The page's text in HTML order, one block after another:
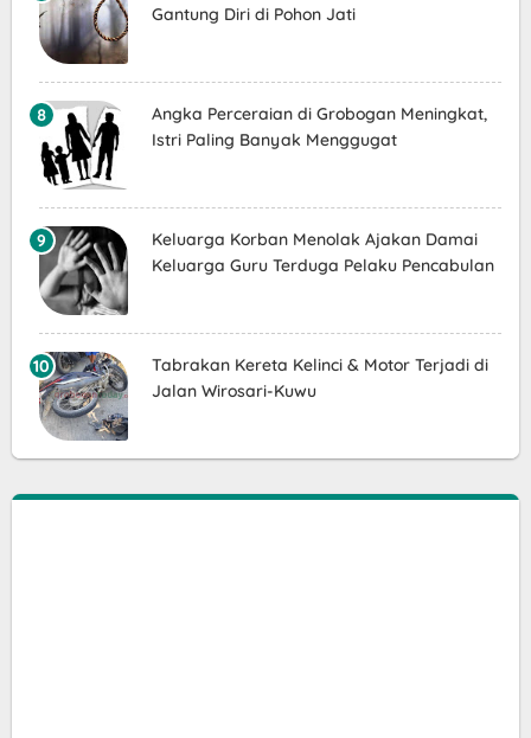
Gantung Diri di Pohon Jati
Angka Perceraian di Grobogan Meningkat,
Istri Paling Banyak Menggugat
Keluarga Korban Menolak Ajakan Damai
Keluarga Guru Terduga Pelaku Pencabulan
Tabrakan Kereta Kelinci & Motor Terjadi di
Jalan Wirosari-Kuwu